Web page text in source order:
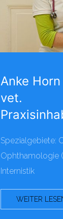
Anke
vet.
Spezialgebiete:
Ophthamologie
Internistik
WEITER